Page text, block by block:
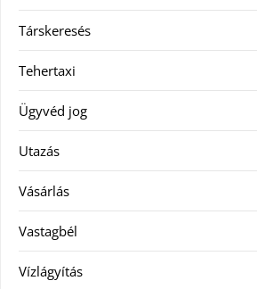
Társkeresés
Tehertaxi
Ügyvéd jog
Utazás
Vásárlás
Vastagbél
Vízlágyítás